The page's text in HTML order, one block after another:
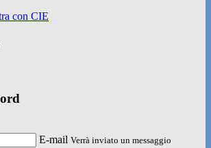
con CIE
E-mail Verrà inviato un messaggio